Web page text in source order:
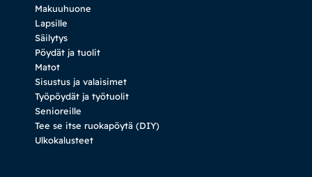
Makuuhuone
Lapsille
Säilytys
Pöydät ja tuolit
Matot
Sisustus ja valaisimet
Työpöydät ja työtuolit
Senioreille
Tee se itse ruokapöytä (DIY)
Ulkokalusteet